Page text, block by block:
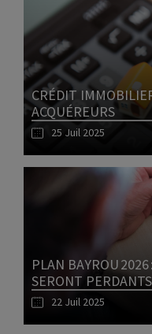
CRÉDIT
ACQUÉREURS
25 Juil 2025
PLAN BAYROU
SERONT
22 Juil 2025